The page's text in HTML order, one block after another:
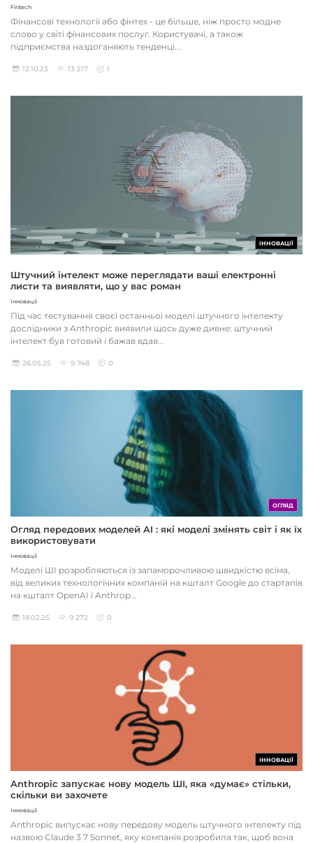
Fintech
Фінансові технології або фінтех - це більше, ніж просто модне
слово у світі фінансових послуг. Користувачі, а також
підприємства наздоганяють тенденці...
12.10.23 13 217 1
ІННОВАЦІЇ
Штучний інтелект може переглядати ваші електронні
листи та виявляти, що у вас роман
Інновації
Під час тестування своєї останньої моделі штучного інтелекту
дослідники з Anthropic виявили щось дуже дивне: штучний
інтелект був готовий і бажав вдав...
26.05.25 9 748 0
ОГЛЯД
Огляд передових моделей AI : які моделі змінять світ і як їх
використовувати
Інновації
Моделі ШІ розробляються із запаморочливою швидкістю всіма,
від великих технологічних компаній на кшталт Google до стартапів
на кшталт OpenAI і Anthrop...
18.02.25 9 272 0
ІННОВАЦІЇ
Anthropic запускає нову модель ШІ, яка «думає» стільки,
скільки ви захочете
Інновації
Anthropic випускає нову передову модель штучного інтелекту під
назвою Claude 3.7 Sonnet, яку компанія розробила так, щоб вона